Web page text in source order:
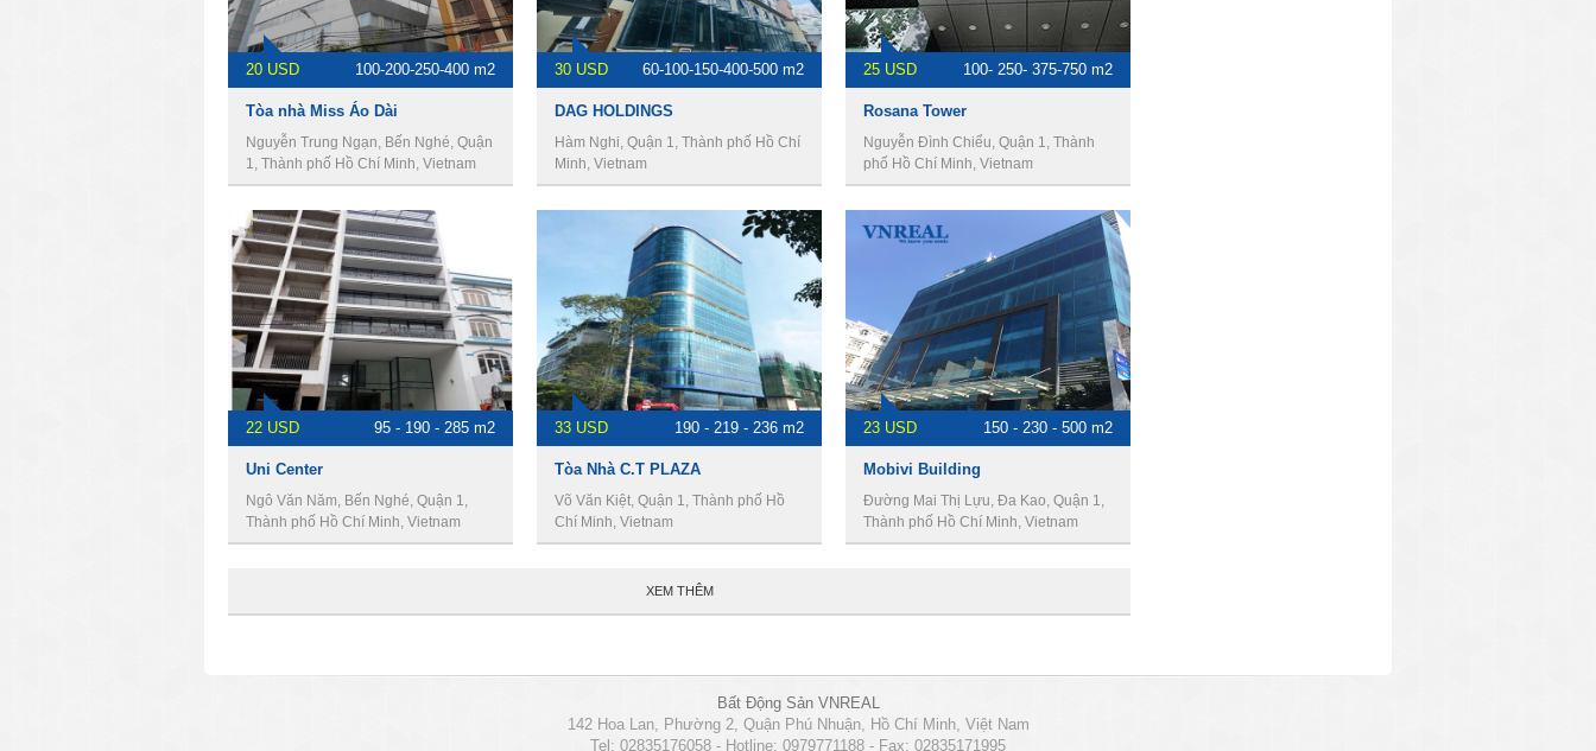
20 USD 100-200-250-400 m2
Tòa nhà Miss Áo Dài
Nguyễn Trung Ngạn, Bến Nghé, Quận
1, Thành phố Hồ Chí Minh, Vietnam
30 USD 60-100-150-400-500 m2
DAG HOLDINGS
Hàm Nghi, Quận 1, Thành phố Hồ Chí
Minh, Vietnam
25 USD 100- 250- 375-750 m2
Rosana Tower
Nguyễn Đình Chiểu, Quận 1, Thành
phố Hồ Chí Minh, Vietnam
22 USD 95 - 190 - 285 m2
Uni Center
Ngô Văn Năm, Bến Nghé, Quận 1,
Thành phố Hồ Chí Minh, Vietnam
33 USD 190 - 219 - 236 m2
Tòa Nhà C.T PLAZA
Võ Văn Kiệt, Quận 1, Thành phố Hồ
Chí Minh, Vietnam
23 USD 150 - 230 - 500 m2
Mobivi Building
Đường Mai Thị Lựu, Đa Kao, Quận 1,
Thành phố Hồ Chí Minh, Vietnam
XEM THÊM
Bất Động Sản VNREAL
142 Hoa Lan, Phường 2, Quận Phú Nhuận, Hồ Chí Minh, Việt Nam
Tel: 02835176058 - Hotline: 0979771188 - Fax: 02835171995